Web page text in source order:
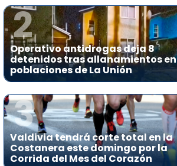
2
Operativo antidrogas deja 8
detenidos tras allanamientos en
poblaciones de La Unión
3
Valdivia tendrá corte total en la
Costanera este domingo por la
Corrida del Mes del Corazón